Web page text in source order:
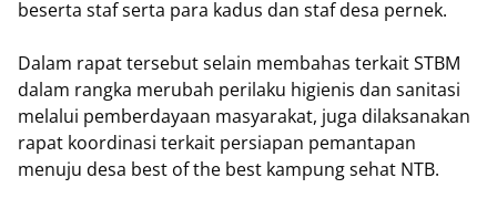
beserta staf serta para kadus dan staf desa pernek.
Dalam rapat tersebut selain membahas terkait STBM
dalam rangka merubah perilaku higienis dan sanitasi
melalui pemberdayaan masyarakat, juga dilaksanakan
rapat koordinasi terkait persiapan pemantapan
menuju desa best of the best kampung sehat NTB.